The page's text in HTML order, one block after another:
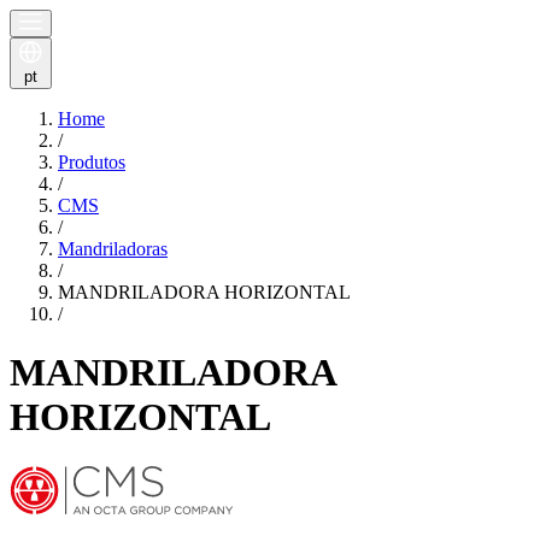
pt
Home
/
Produtos
/
CMS
/
Mandriladoras
/
MANDRILADORA HORIZONTAL
/
MANDRILADORA
HORIZONTAL